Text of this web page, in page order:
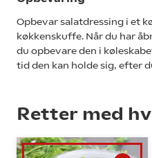
Opbevar salatdressing i et
køkkenskuffe. Når du har
du opbevare den i
tid den kan holde sig, efter
Retter med